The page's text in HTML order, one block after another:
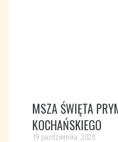
MSZA ŚWIĘTA
KOCHAŃSKIEGO
19 października, 2020